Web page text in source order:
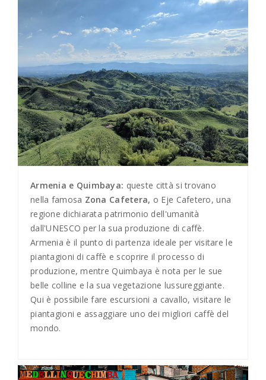
Armenia e Quimbaya: queste città si trovano
nella famosa Zona Cafetera, o Eje Cafetero, una
regione dichiarata patrimonio dell'umanità
dall'UNESCO per la sua produzione di caffè.
Armenia è il punto di partenza ideale per visitare le
piantagioni di caffè e scoprire il processo di
produzione, mentre Quimbaya è nota per le sue
belle colline e la sua vegetazione lussureggiante.
Qui è possibile fare escursioni a cavallo, visitare le
piantagioni e assaggiare uno dei migliori caffè del
mondo.